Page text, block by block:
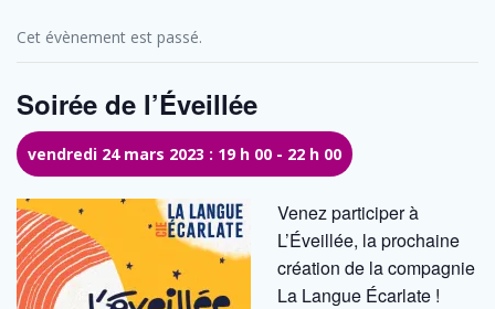
Cet évènement est passé.
Soirée de l’Éveillée
vendredi 24 mars 2023 : 19 h 00 - 22 h 00
Venez participer à
L’Éveillée, la prochaine
création de la compagnie
La Langue Écarlate !